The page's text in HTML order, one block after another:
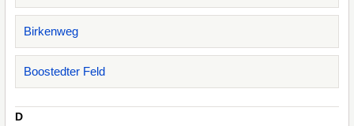
Birkenweg
Boostedter Feld
D